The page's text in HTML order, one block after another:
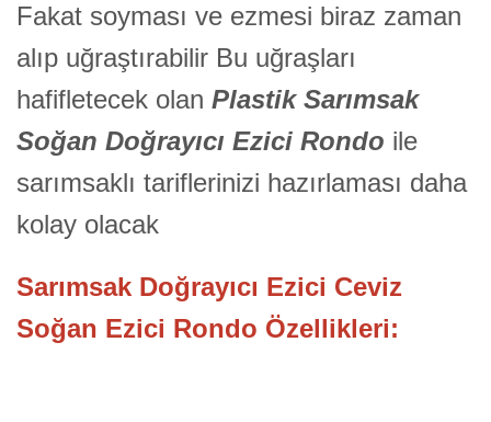
Fakat soyması ve ezmesi biraz zaman
alıp uğraştırabilir Bu uğraşları
hafifletecek olan Plastik Sarımsak
Soğan Doğrayıcı Ezici Rondo ile
sarımsaklı tariflerinizi hazırlaması daha
kolay olacak
Sarımsak Doğrayıcı Ezici Ceviz
Soğan Ezici Rondo Özellikleri: